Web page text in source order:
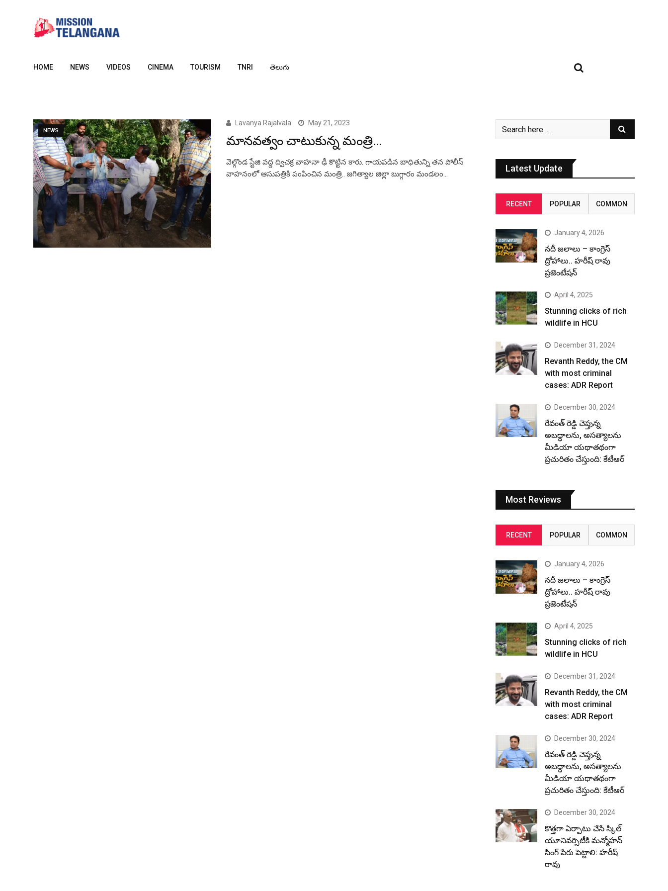
HOME NEWS VIDEOS CINEMA TOURISM TNRI తెలుగు
NEWS
Lavanya Rajalvala May 21, 2023
మానవత్వం చాటుకున్న మంత్రి…
వెల్గొండ స్టేజి వద్ద ద్విచక్ర వాహనా ఢీ కొట్టిన కారు. గాయపడిన బాధితున్ని తన పోలీస్
వాహనంలో ఆసుపత్రికి పంపించిన మంత్రి.. జగిత్యాల జిల్లా బుగ్గారం మండలం…
Latest Update
RECENT POPULAR COMMON
January 4, 2026
నదీ జలాలు – కాంగ్రెస్
ద్రోహాలు.. హరీష్ రావు
ప్రజెంటేషన్
April 4, 2025
Stunning clicks of rich
wildlife in HCU
December 31, 2024
Revanth Reddy, the CM
with most criminal
cases: ADR Report
December 30, 2024
రేవంత్ రెడ్డి చెప్తున్న
అబద్ధాలను, అసత్యాలను
మీడియా యథాతథంగా
ప్రచురితం చేస్తుంది: కేటీఆర్
Most Reviews
RECENT POPULAR COMMON
January 4, 2026
నదీ జలాలు – కాంగ్రెస్
ద్రోహాలు.. హరీష్ రావు
ప్రజెంటేషన్
April 4, 2025
Stunning clicks of rich
wildlife in HCU
December 31, 2024
Revanth Reddy, the CM
with most criminal
cases: ADR Report
December 30, 2024
రేవంత్ రెడ్డి చెప్తున్న
అబద్ధాలను, అసత్యాలను
మీడియా యథాతథంగా
ప్రచురితం చేస్తుంది: కేటీఆర్
December 30, 2024
కొత్తగా ఏర్పాటు చేసే స్కిల్
యూనివర్సిటీకి మన్మోహన్
సింగ్ పేరు పెట్టాలి: హరీష్
రావు